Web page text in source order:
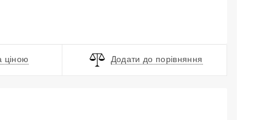
ціною Додати до порівняння